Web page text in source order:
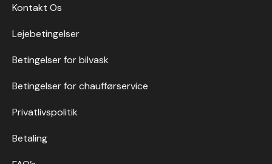
Kontakt Os
Lejebetingelser
Betingelser for bilvask
Betingelser for chaufførservice
Privatlivspolitik
Betaling